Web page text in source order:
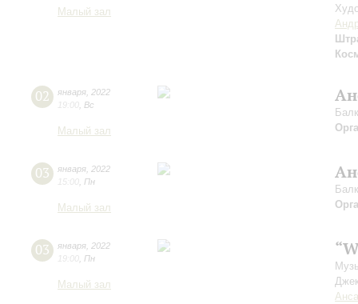
Малый зал
02 января 2022
19:00 Вс
Малый зал
03 января 2022
15:00 Пн
Малый зал
03 января 2022
19:00 Пн
Малый зал